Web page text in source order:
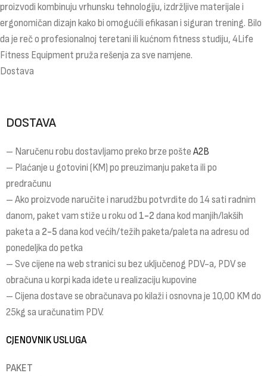
proizvodi kombinuju vrhunsku tehnologiju, izdržljive materijale i
ergonomičan dizajn kako bi omogućili efikasan i siguran trening. Bilo
da je reč o profesionalnoj teretani ili kućnom fitness studiju, 4Life
Fitness Equipment pruža rešenja za sve namjene.
Dostava
DOSTAVA
– Naručenu robu dostavljamo preko brze pošte A2B
– Plaćanje u gotovini (KM) po preuzimanju paketa ili po
predračunu
– Ako proizvode naručite i narudžbu potvrdite do 14 sati radnim
danom, paket vam stiže u roku od 1-2 dana kod manjih/lakših
paketa a 2-5 dana kod većih/težih paketa/paleta na adresu od
ponedeljka do petka
– Sve cijene na web stranici su bez uključenog PDV-a, PDV se
obračuna u korpi kada idete u realizaciju kupovine
– Cijena dostave se obračunava po kilaži i osnovna je 10,00 KM do
25kg sa uračunatim PDV.
CJENOVNIK USLUGA
PAKET